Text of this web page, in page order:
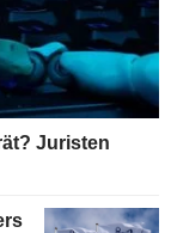
Juristen